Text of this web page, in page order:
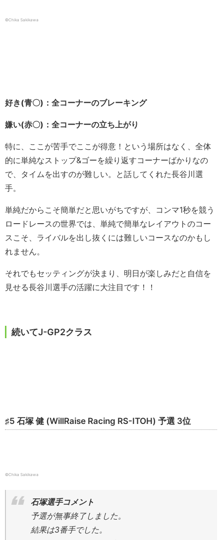
©Chika Sakikawa
好き(青〇)：全コーナーのブレーキング
嫌い(赤〇)：全コーナーの立ち上がり
特に、ここが苦手でここが得意！という場所はなく、全体
的に単純なストップ&ゴーを繰り返すコーナーばかりなの
で、タイムを出すのが難しい。と話してくれた長谷川選
手。
単純だからこそ簡単だと思いがちですが、コンマ1秒を競う
ロードレースの世界では、単純で簡単なレイアウトのコー
スこそ、ライバルを出し抜くには難しいコースなのかもし
れません。
それでもセッティングが決まり、明日が楽しみだと自信を
見せる長谷川選手の活躍に大注目です！！
続いてJ-GP2クラス
♯5 石塚 健 (WillRaise Racing RS-ITOH) 予選 3位
©Chika Sakikawa
石塚選手コメント
予選が無事終了しました。
結果は3番手でした。